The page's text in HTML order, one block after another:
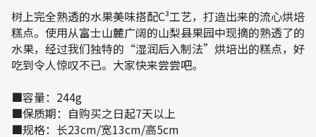
树上完全熟透的水果美味搭配C³工艺，打造出来的流心烘培
糕点。使用从富士山麓广阔的山梨县果园中现摘的熟透了的
水果，经过我们独特的“湿润后入制法”烘培出的糕点，好
吃到令人惊叹不已。大家快来尝尝吧。
■容量：244g
■保质期：自购买之日起7天以上
■规格：长23cm/宽13cm/高5cm